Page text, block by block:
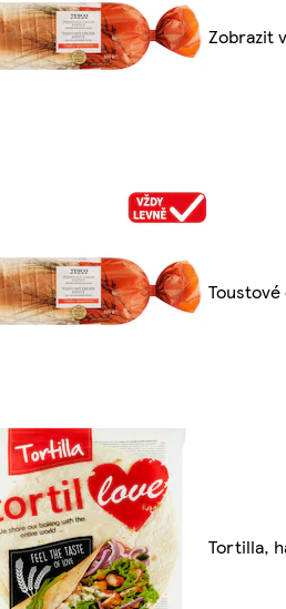
Zobrazit
Toustové
Tortilla,